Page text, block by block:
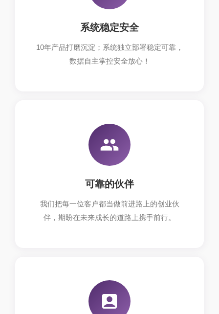
系统稳定安全
10年产品打磨沉淀；系统独立部署稳定可靠，
数据自主掌控安全放心！
可靠的伙伴
我们把每一位客户都当做前进路上的创业伙
伴，期盼在未来成长的道路上携手前行。